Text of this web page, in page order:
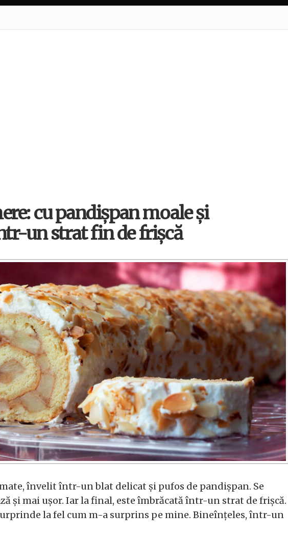
cu pandișpan moale și
un strat fin de frișcă
învelit într-un blat delicat și pufos de pandișpan. Se
și mai ușor. Iar la final, este îmbrăcată într-un strat de frișcă.
la fel cum m-a surprins pe mine. Bineînțeles, într-un